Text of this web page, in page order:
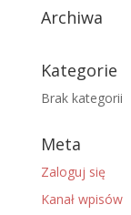
Archiwa
Kategorie
Brak kategorii
Meta
Zaloguj się
Kanał wpisów